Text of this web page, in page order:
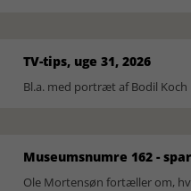
TV-tips, uge 31, 2026
Bl.a. med portræt af Bodil Koch
Museumsnumre 162 -
Ole Mortensøn fortæller om,